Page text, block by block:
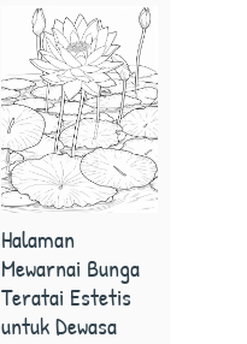
Halaman
Mewarnai Bunga
Teratai Estetis
untuk Dewasa